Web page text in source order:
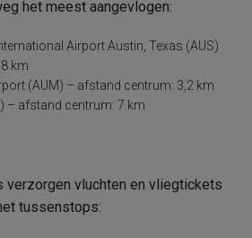
het meest aangevlogen:
Airport Austin, Texas (AUS)
km
(AUM) – afstand centrum: 3,2 km
– afstand centrum: 7 km
verzorgen vluchten en vliegtickets
tussenstops: